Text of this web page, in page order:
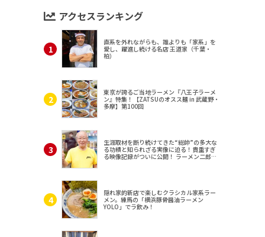
アクセスランキング
直系を外れながらも、誰よりも「家系」を
愛し、躍進し続ける名店 王道家（千葉・
柏）
東京が誇るご当地ラーメン『八王子ラーメ
ン』特集！【ZATSUのオスス麺 in 武蔵野・
多摩】第100回
生涯取材を断り続けてきた“総帥”の多大な
る功績と知られざる実像に迫る！貴重すぎ
る映像記録がついに公開！ ラーメン二郎
隠れ家的新店で楽しむクラシカル家系ラー
メン。練馬の「横浜豚骨醤油ラーメン
YOLO」でラ飲み！